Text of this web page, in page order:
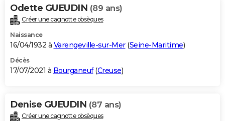
Odette GUEUDIN (89 ans)
Créer une cagnotte obsèques
Naissance
16/04/1932 à Varengeville-sur-Mer(Seine-Maritime)
Décès
17/07/2021 à Bourganeuf(Creuse)
Denise GUEUDIN (87 ans)
Créer une cagnotte obsèques